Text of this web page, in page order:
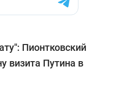
Пионтковский
визита Путина в